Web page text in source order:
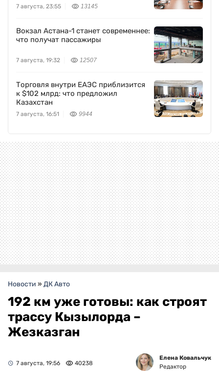
7 августа, 23:55 13145
Вокзал Астана-1 станет современнее:
что получат пассажиры
7 августа, 19:32 12507
Торговля внутри ЕАЭС приблизится
к $102 млрд: что предложил
Казахстан
7 августа, 16:51 9944
Новости » ДК Авто
192 км уже готовы: как строят
трассу Кызылорда –
Жезказган
7 августа, 19:56 40238
Елена Ковальчук
Редактор